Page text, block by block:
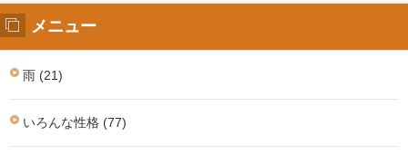
メニュー
雨 (21)
いろんな性格 (77)